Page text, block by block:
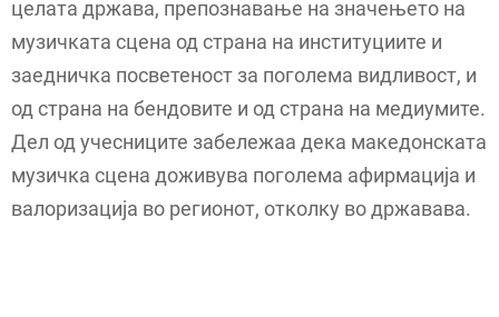
целата држава, препознавање на значењето на
музичката сцена од страна на институциите и
заедничка посветеност за поголема видливост, и
од страна на бендовите и од страна на медиумите.
Дел од учесниците забележаа дека македонската
музичка сцена доживува поголема афирмација и
валоризација во регионот, отколку во државава.